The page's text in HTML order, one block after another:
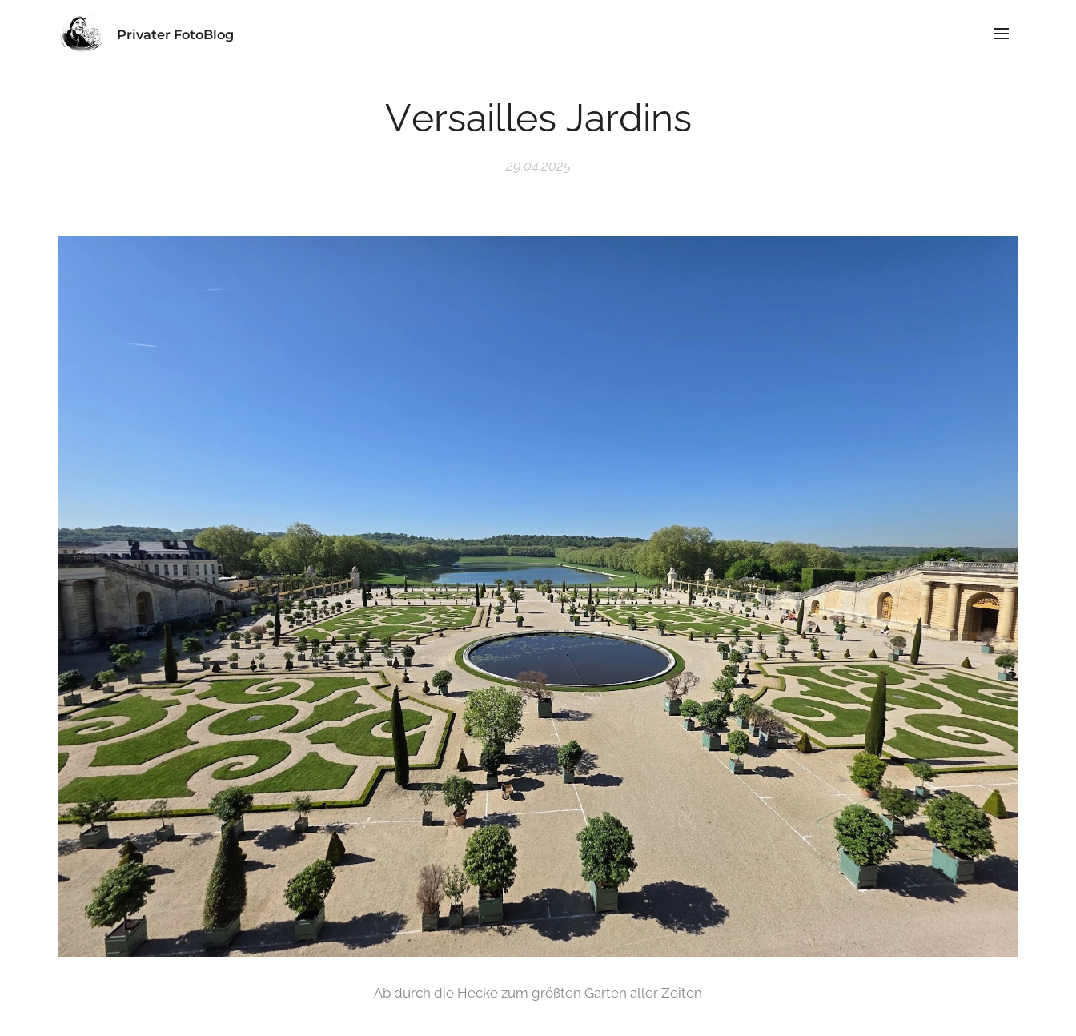
Privater FotoBlog
Versailles Jardins
29.04.2025
Ab durch die Hecke zum größten Garten aller Zeiten